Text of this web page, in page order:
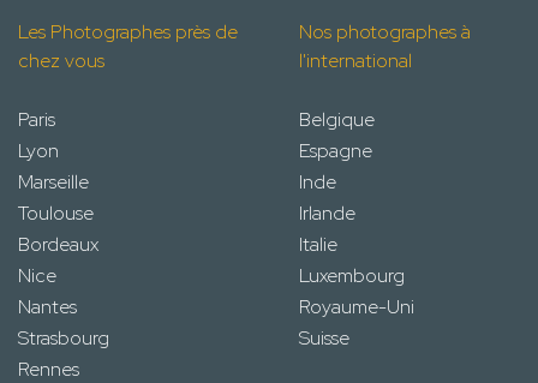
Les Photographes près de
chez vous
Paris
Lyon
Marseille
Toulouse
Bordeaux
Nice
Nantes
Strasbourg
Rennes
Nos photographes à
l'international
Belgique
Espagne
Inde
Irlande
Italie
Luxembourg
Royaume-Uni
Suisse